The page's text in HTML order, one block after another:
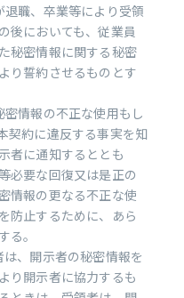
職、卒業等により受領
後においても、従業員
秘密情報に関する秘密
り誓約させるものとす
情報の不正な使用もし
契約に違反する事実を知
者に通知するととも
必要な回復又は是正の
情報の更なる不正な使
防止するために、あら
る。
、開示者の秘密情報を
り開示者に協力するも